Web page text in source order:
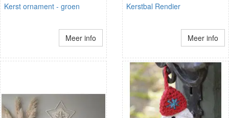
Kerst ornament - groen
Meer info
Kerstbal Rendier
Meer info